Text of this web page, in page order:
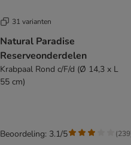
31 varianten
Natural Paradise
Reserveonderdelen
Krabpaal Rond c/F/d (Ø 14,3 x L
55 cm)
Beoordeling: 3.1/5 (239